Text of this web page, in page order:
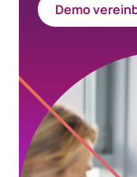
Demo